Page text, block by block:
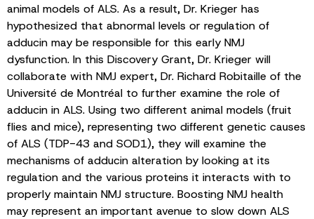
animal models of ALS. As a result, Dr. Krieger has
hypothesized that abnormal levels or regulation of
adducin may be responsible for this early NMJ
dysfunction. In this Discovery Grant, Dr. Krieger will
collaborate with NMJ expert, Dr. Richard Robitaille of the
Université de Montréal to further examine the role of
adducin in ALS. Using two different animal models (fruit
flies and mice), representing two different genetic causes
of ALS (TDP-43 and SOD1), they will examine the
mechanisms of adducin alteration by looking at its
regulation and the various proteins it interacts with to
properly maintain NMJ structure. Boosting NMJ health
may represent an important avenue to slow down ALS